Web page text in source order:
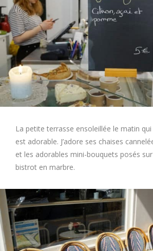
La petite terrasse ensoleillée le matin
est adorable. J’adore ses chaises
et les adorables mini-bouquets posés
bistrot en marbre.